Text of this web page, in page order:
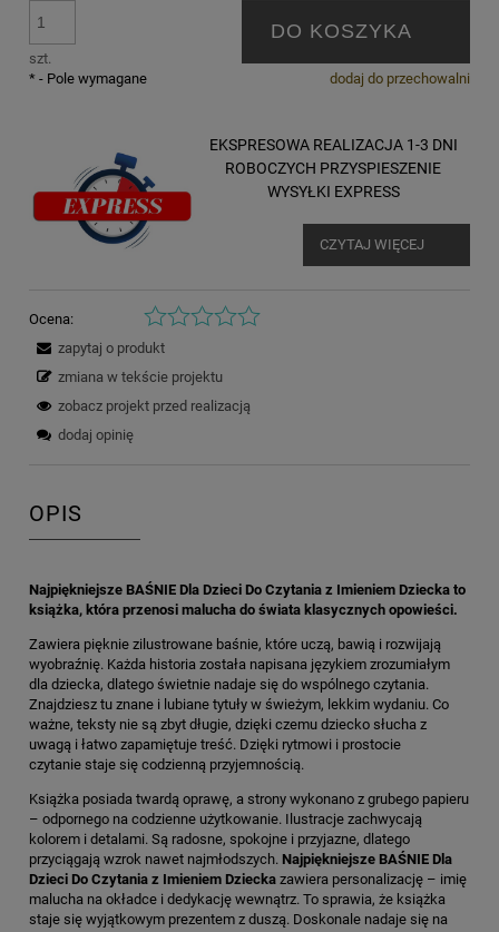
szt.
DO KOSZYKA
dodaj do przechowalni
* - Pole wymagane
EKSPRESOWA REALIZACJA 1-3 DNI
ROBOCZYCH PRZYSPIESZENIE
WYSYŁKI EXPRESS
CZYTAJ WIĘCEJ
Ocena:
zapytaj o produkt
zmiana w tekście projektu
zobacz projekt przed realizacją
dodaj opinię
OPIS
Najpiękniejsze BAŚNIE Dla Dzieci Do Czytania z Imieniem Dziecka to
książka, która przenosi malucha do świata klasycznych opowieści.
Zawiera pięknie zilustrowane baśnie, które uczą, bawią i rozwijają
wyobraźnię. Każda historia została napisana językiem zrozumiałym
dla dziecka, dlatego świetnie nadaje się do wspólnego czytania.
Znajdziesz tu znane i lubiane tytuły w świeżym, lekkim wydaniu. Co
ważne, teksty nie są zbyt długie, dzięki czemu dziecko słucha z
uwagą i łatwo zapamiętuje treść. Dzięki rytmowi i prostocie
czytanie staje się codzienną przyjemnością.
Książka posiada twardą oprawę, a strony wykonano z grubego papieru
– odpornego na codzienne użytkowanie. Ilustracje zachwycają
kolorem i detalami. Są radosne, spokojne i przyjazne, dlatego
przyciągają wzrok nawet najmłodszych. Najpiękniejsze BAŚNIE Dla
Dzieci Do Czytania z Imieniem Dziecka zawiera personalizację – imię
malucha na okładce i dedykację wewnątrz. To sprawia, że książka
staje się wyjątkowym prezentem z duszą. Doskonale nadaje się na